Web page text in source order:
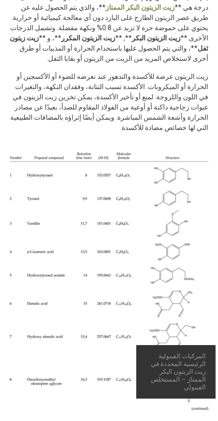
درجة هي **زيت الزيتون البكر الممتاز **، والذي يتم الحصول عليه عن
طريق عصر الزيتون الطازج على البارد دون أي معالجة كيميائية أو حرارية.
يحتوي على حموضة حرة لا تزيد عن 0.8% ونكهة مفضلة. وتشمل الدرجات
الأخرى **زيت الزيتون البكر **, **زيت الزيتون المكرر **، و **زيت زيتون
ثفل**، والتي يتم الحصول عليها باستخدام الحرارة أو المذيبات أو طرق
أخرى لاستخلاص المزيد من الزيت من الزيتون أو بقايا الثفل.
زيت الزيتون عرضة للأكسدة والتدهور عند تعرضه للضوء أو الأكسجين أو
الحرارة أو الميكروبات. الأكسدة تسبب النتانة، وفقدان النكهة، والتغيرات
في اللون واللزوجة. لمنع أو تأخير الأكسدة، يمكن تخزين زيت الزيتون في
عبوات زجاجية داكنة أو أوعية من الفولاذ المقاوم للصدأ، بعيدًا عن مصادر
الحرارة وأشعة الشمس المباشرة. ويمكن أيضًا إثراؤه بالمضافات الطبيعية
التي لها خصائص مضادة للأكسدة.
المركبات الفينولية
الرئيسية المحددة في
زيت الزيتون البكر
الممتاز – المستخلص
الفينولي